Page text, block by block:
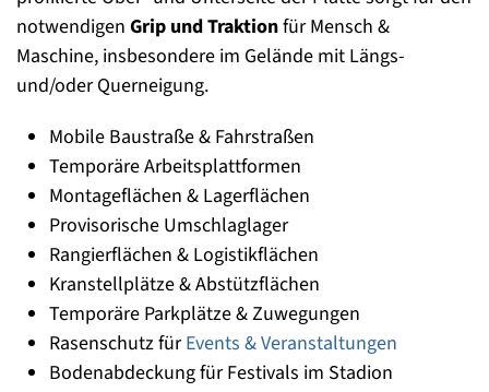
notwendigen Grip und Traktionfür Mensch &
Maschine, insbesondere im Gelände mit Längs-
und/oder Querneigung.
Mobile Baustraße & Fahrstraßen
Temporäre Arbeitsplattformen
Montageflächen & Lagerflächen
Provisorische Umschlaglager
Rangierflächen & Logistikflächen
Kranstellplätze & Abstützflächen
Temporäre Parkplätze & Zuwegungen
Rasenschutz fürEvents & Veranstaltungen
Bodenabdeckung für Festivals im Stadion